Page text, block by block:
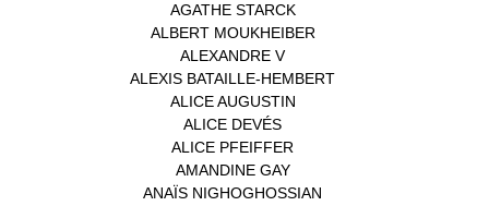
AGATHE STARCK(1)
ALBERT MOUKHEIBER
ALEXANDRE V(1)
ALEXIS BATAILLE-HEMBERT
ALICE AUGUSTIN
ALICE DEVÉS
ALICE PFEIFFER
AMANDINE GAY(1)
ANAÏS NIGHOGHOSSIAN